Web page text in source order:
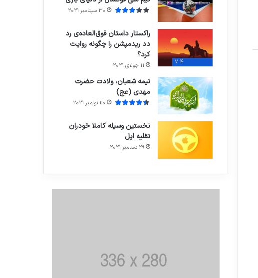
30 سپتامبر 2021
7.4
راکستار داستان فوق‌العاده‌ی رد
دد ریدمپشن را چگونه روایت
کرد؟
11 جولای 2021
نیمه شعبان، ولادت حضرت
مهدی (عج)
20 نوامبر 2021
نخستین وسیله کاملا خودران
نقلیه اپل
29 دسامبر 2021